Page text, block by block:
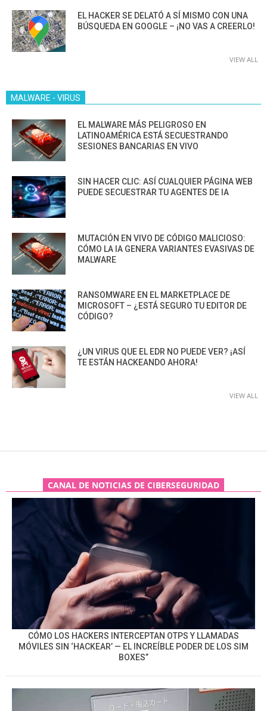
EL HACKER SE DELATÓ A SÍ MISMO CON UNA
BÚSQUEDA EN GOOGLE – ¡NO VAS A CREERLO!
VIEW ALL
MALWARE - VIRUS
EL MALWARE MÁS PELIGROSO EN
LATINOAMÉRICA ESTÁ SECUESTRANDO
SESIONES BANCARIAS EN VIVO
SIN HACER CLIC: ASÍ CUALQUIER PÁGINA WEB
PUEDE SECUESTRAR TU AGENTES DE IA
MUTACIÓN EN VIVO DE CÓDIGO MALICIOSO:
CÓMO LA IA GENERA VARIANTES EVASIVAS DE
MALWARE
RANSOMWARE EN EL MARKETPLACE DE
MICROSOFT – ¿ESTÁ SEGURO TU EDITOR DE
CÓDIGO?
¿UN VIRUS QUE EL EDR NO PUEDE VER? ¡ASÍ
TE ESTÁN HACKEANDO AHORA!
VIEW ALL
CANAL DE NOTICIAS DE CIBERSEGURIDAD
CÓMO LOS HACKERS INTERCEPTAN OTPS Y LLAMADAS
MÓVILES SIN ‘HACKEAR’ — EL INCREÍBLE PODER DE LOS SIM
BOXES”